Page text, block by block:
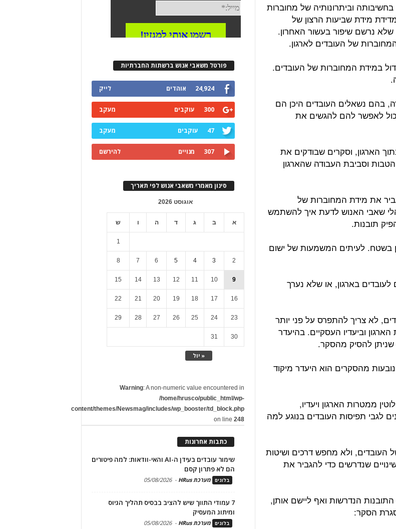
וביתרונותיה של מחוברות
מידת שביעות הרצון של
נרשם שיפור בעשור האחרון.
של העובדים לארגון.
במידת המחוברות של העובדים.
בהם נשאלים העובדים היכן הם
לאפשר להם להגשים את
הארגון, וסקרים שבודקים את
וסביבת העבודה שהארגון
את מידת המחוברות של
שאבי האנוש לדעת איך להשתמש
תובנות.
בשטח. לעיתים המשמעות של ישום
בארגון, או שלא נערך
לא צריך להתפרס על פני יותר
וביעדיו העסקיים. בהיעדר
להסיק מהסקר.
מהסקרים הוא היעדר מיקוד
ממטרות הארגון ויעדיו,
לגבי תפיסות העובדים בנוגע למה
העובדים, ולא מחפש דרכים ושיטות
שנדרשים כדי להגביר את
הנדרשות ואף ליישם אותן,
פורטל משאבי אנוש ברשתות החברתיות
24,924 אוהדים לייק
300 עוקבים מעקב
47 עוקבים מעקב
307 מנויים להירשם
סינון מאמרי משאבי אנוש לפי תאריך
אוגוסט 2026
א ב ג ד ה ו ש
« יול
1
2
3
4
5
6
7
8
9
10
11
12
13
14
15
16
17
18
19
20
21
22
23
24
25
26
27
28
29
30
31
Warning: A non-numeric value encountered in
/home/hrusco/public_html/wp-
content/themes/Newsmag/includes/wp_booster/td_block.php
on line248
כתבות אחרונות
שימור עובדים בעידן ה-AI והאי-וודאות: למה פיטורים
הם לא פתרון קסם
בלוגים מערכת HRus -
05/08/2026
7 עמודי התווך שיש להציב בבסיס תהליך הגיוס
ומיתוג המעסיק
בלוגים מערכת HRus -
05/08/2026